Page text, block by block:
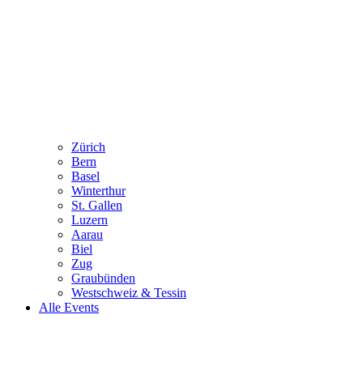
Zürich
Bern
Basel
Winterthur
St. Gallen
Luzern
Aarau
Biel
Zug
Graubünden
Westschweiz & Tessin
Alle Events